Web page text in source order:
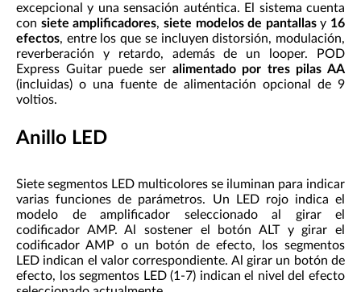
excepcional y una sensación auténtica. El sistema cuenta
con siete amplificadores, siete modelos de pantallasy 16
efectos, entre los que se incluyen distorsión, modulación,
reverberación y retardo, además de un looper. POD
Express Guitar puede ser alimentado por tres pilas AA
(incluidas) o una fuente de alimentación opcional de 9
voltios.
Anillo LED
Siete segmentos LED multicolores se iluminan para indicar
varias funciones de parámetros. Un LED rojo indica el
modelo de amplificador seleccionado al girar el
codificador AMP. Al sostener el botón ALT y girar el
codificador AMP o un botón de efecto, los segmentos
LED indican el valor correspondiente. Al girar un botón de
efecto, los segmentos LED (1-7) indican el nivel del efecto